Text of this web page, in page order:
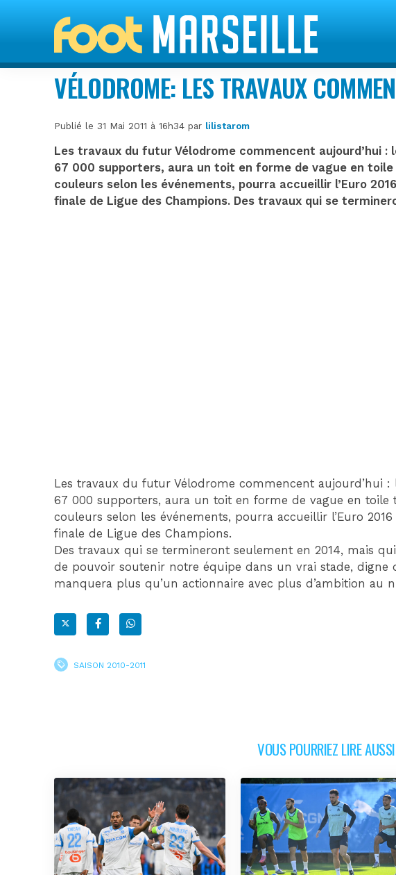
VÉLODROME: LES TRAVAUX
Publié le 31 Mai 2011 à 16h34 par lilistarom
Les travaux du futur Vélodrome commencent aujourd’hui
67 000 supporters, aura un toit en forme de vague en
couleurs selon les événements, pourra accueillir l’Euro
finale de Ligue des Champions. Des travaux qui se
Les travaux du futur Vélodrome commencent aujourd’hui
67 000 supporters, aura un toit en forme de vague en toile
couleurs selon les événements, pourra accueillir l’Euro
finale de Ligue des Champions.
Des travaux qui se termineront seulement en 2014, mais
de pouvoir soutenir notre équipe dans un vrai stade, digne
manquera plus qu’un actionnaire avec plus d’ambition au
SAISON 2010-2011
VOUS POURRIEZ LIRE AUSSI